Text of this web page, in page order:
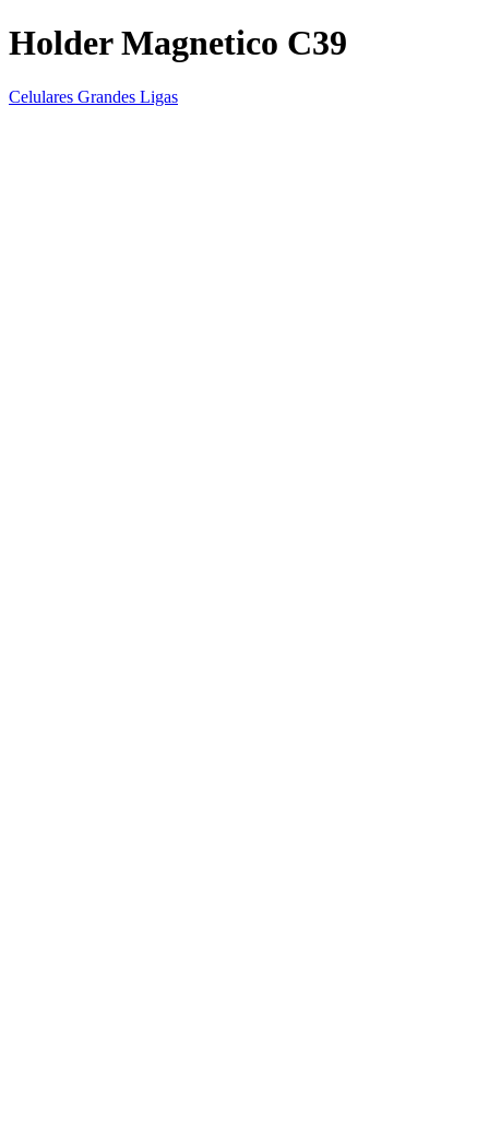
Holder Magnetico C39
Celulares Grandes Ligas